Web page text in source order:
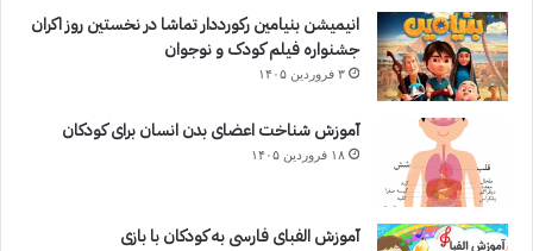
انیمیشن بنیامین رکورددار تماشا در نخستین روز اکران‌
جشنواره فیلم کودک و نوجوان
۳ فروردین ۱۴۰۵
آموزش شناخت اعضای بدن انسان برای کودکان
۱۸ فروردین ۱۴۰۵
آموزش الفبای فارسی به کودکان با بازی